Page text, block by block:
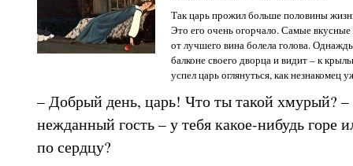
Так царь прожил больше половины
Это его очень огорчало. Самые
от лучшего вина болела голова.
балконе своего дворца и видит – к
успел царь оглянуться, как незнакомец
– Добрый день, царь! Что ты такой хмурый? –
нежданный гость – у тебя какое-нибудь горе
по сердцу?